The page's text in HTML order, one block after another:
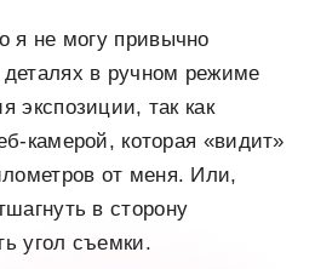
я не могу привычно
в ручном режиме
экспозиции, так как
камерой, которая «видит»
от меня. Или,
в сторону
угол съемки.